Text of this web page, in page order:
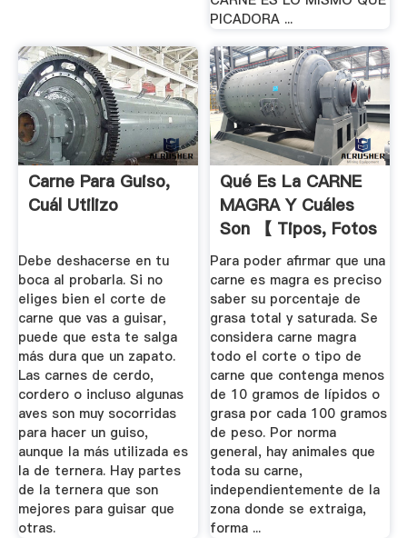
PICADORA ...
Carne Para Guiso,
Cuál Utilizo
Debe deshacerse en tu
boca al probarla. Si no
eliges bien el corte de
carne que vas a guisar,
puede que esta te salga
más dura que un zapato.
Las carnes de cerdo,
cordero o incluso algunas
aves son muy socorridas
para hacer un guiso,
aunque la más utilizada es
la de ternera. Hay partes
de la ternera que son
mejores para guisar que
otras.
Qué Es La CARNE
MAGRA Y Cuáles
Son 【 Tipos, Fotos
Y Vídeos】
Para poder afirmar que una
carne es magra es preciso
saber su porcentaje de
grasa total y saturada. Se
considera carne magra
todo el corte o tipo de
carne que contenga menos
de 10 gramos de lípidos o
grasa por cada 100 gramos
de peso. Por norma
general, hay animales que
toda su carne,
independientemente de la
zona donde se extraiga,
forma ...